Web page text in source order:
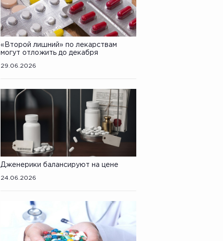
«Второй лишний» по лекарствам
могут отложить до декабря
29.06.2026
Дженерики балансируют на цене
24.06.2026